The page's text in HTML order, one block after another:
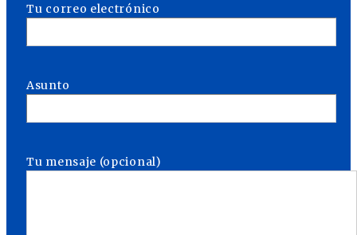
Tu correo electrónico
Asunto
Tu mensaje (opcional)